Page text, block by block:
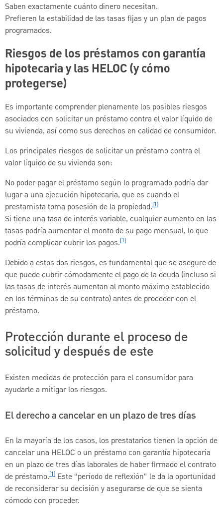
Saben exactamente cuánto dinero necesitan.
Prefieren la estabilidad de las tasas fijas y un plan de pagos
programados.
Riesgos de los préstamos con garantía
hipotecaria y las HELOC (y cómo
protegerse)
Es importante comprender plenamente los posibles riesgos
asociados con solicitar un préstamo contra el valor líquido de
su vivienda, así como sus derechos en calidad de consumidor.
Los principales riesgos de solicitar un préstamo contra el
valor líquido de su vivienda son:
No poder pagar el préstamo según lo programado podría dar
lugar a una ejecución hipotecaria, que es cuando el
prestamista toma posesión de la propiedad.[1]
Si tiene una tasa de interés variable, cualquier aumento en las
tasas podría aumentar el monto de su pago mensual, lo que
podría complicar cubrir los pagos.[1]
Debido a estos dos riesgos, es fundamental que se asegure de
que puede cubrir cómodamente el pago de la deuda (incluso si
las tasas de interés aumentan al monto máximo establecido
en los términos de su contrato) antes de proceder con el
préstamo.
Protección durante el proceso de
solicitud y después de este
Existen medidas de protección para el consumidor para
ayudarle a mitigar los riesgos.
El derecho a cancelar en un plazo de tres días
En la mayoría de los casos, los prestatarios tienen la opción de
cancelar una HELOC o un préstamo con garantía hipotecaria
en un plazo de tres días laborales de haber firmado el contrato
de préstamo.[1] Este “período de reflexión” le da la oportunidad
de reconsiderar su decisión y asegurarse de que se sienta
cómodo con proceder.